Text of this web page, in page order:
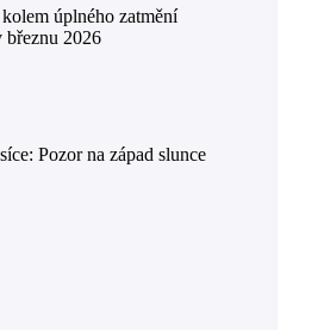
úplného zatmění
březnu 2026
Pozor na západ slunce